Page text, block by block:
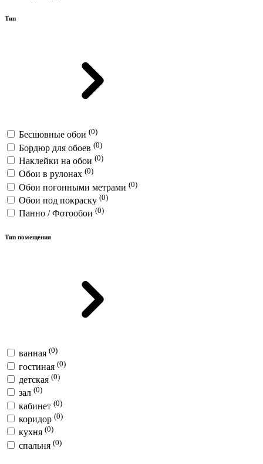
Тип
Бесшовные обои (0)
Бордюр для обоев (0)
Наклейки на обои (0)
Обои в рулонах (0)
Обои погонными метрами (0)
Обои под покраску (0)
Панно / Фотообои (0)
Тип помещения
ванная (0)
гостиная (0)
детская (0)
зал (0)
кабинет (0)
коридор (0)
кухня (0)
спальня (0)